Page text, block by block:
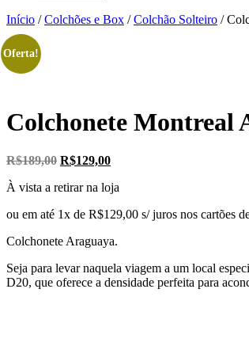
Início /Colchões e Box /Colchão Solteiro /
Oferta!
Colchonete Montreal
R$189,00 O
original
R$189,00.
R$129,00
atual
R$129,00.
À vista a retirar na loja
ou em até 1x de R$129,00 s/ juros nos cartões
Colchonete Araguaya.
Seja para levar naquela viagem a um local
D20, que oferece a densidade perfeita para